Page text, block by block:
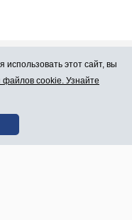
Реклама
Условия
этот сайт, вы
файлов cookie. Узнайте